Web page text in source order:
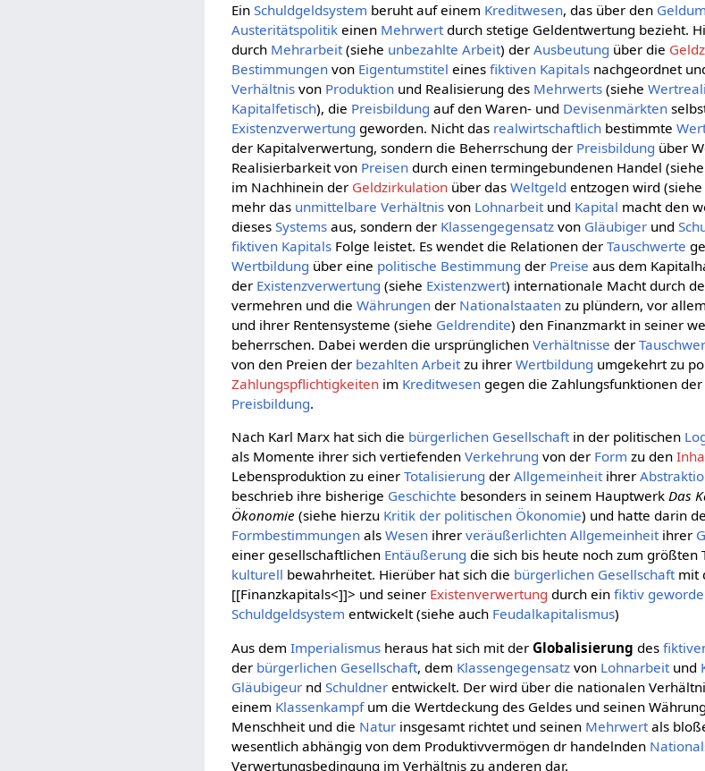
EinSchuldgeldsystem beruht auf einem Kreditwesen, das über den
Austeritätspolitik einen Mehrwertdurch stetige Geldentwertung bezieht.
durch Mehrarbeit(siehe unbezahlte Arbeit) derAusbeutung über die
Bestimmungen von Eigentumstitel einesfiktiven Kapitals nachgeordnet
Verhältnis von Produktion und Realisierung des Mehrwerts (siehe
Kapitalfetisch), die Preisbildung auf den Waren- und Devisenmärkten
Existenzverwertung geworden. Nicht das realwirtschaftlich bestimmte
der Kapitalverwertung, sondern die Beherrschung der Preisbildung über
Realisierbarkeit von Preisen durch einen termingebundenen Handel
im Nachhinein der Geldzirkulation über dasWeltgeld entzogen wird
mehr das unmittelbare Verhältnis von Lohnarbeitund Kapital macht den
diesesSystems aus, sondern der Klassengegensatz von Gläubiger und
fiktiven Kapitals Folge leistet. Es wendet die Relationen derTauschwerte
Wertbildung über eine politische Bestimmung der Preise aus dem
der Existenzverwertung (siehe Existenzwert) internationale Macht durch
vermehren und dieWährungen der Nationalstaaten zu plündern, vor
und ihrer Rentensysteme (siehe Geldrendite) den Finanzmarkt in seiner
beherrschen. Dabei werden die ursprünglichenVerhältnisse der
von den Preien der bezahlten Arbeitzu ihrerWertbildung umgekehrt zu
Zahlungspflichtigkeiten im Kreditwesen gegen die Zahlungsfunktionen
Preisbildung.
Nach Karl Marx hat sich die bürgerlichen Gesellschaftin der politischen
als Momente ihrer sich vertiefendenVerkehrung von der Form zu den
Lebensproduktion zu einerTotalisierung derAllgemeinheitihrer
beschrieb ihre bisherige Geschichte besonders in seinem HauptwerkDas
Ökonomie (siehe hierzu Kritik der politischen Ökonomie) und hatte darin
Formbestimmungen alsWesen ihrerveräußerlichten Allgemeinheitihrer
einer gesellschaftlichen Entäußerung die sich bis heute noch zum größten
kulturell bewahrheitet. Hierüber hat sich die bürgerlichen Gesellschaftmit
[[Finanzkapitals<]]> und seiner Existenverwertung durch einfiktiv
Schuldgeldsystem entwickelt (siehe auch Feudalkapitalismus)
Aus demImperialismus heraus hat sich mit derGlobalisierung des
der bürgerlichen Gesellschaft, dem Klassengegensatz von Lohnarbeit und
Gläubigeur ndSchuldner entwickelt. Der wird über die nationalen
einem Klassenkampfum die Wertdeckung des Geldes und seinen
Menschheit und die Natur insgesamt richtet und seinen Mehrwert als
wesentlich abhängig von dem Produktivvermögen dr handelnden
Verwertungsbedingung im Verhältnis zu anderen dar.